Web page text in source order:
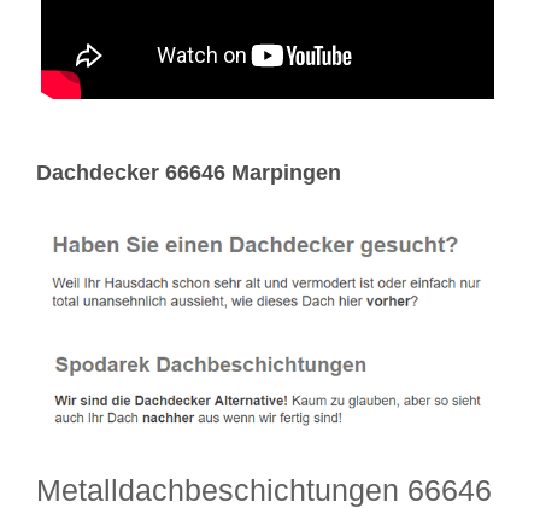
Dachdecker 66646 Marpingen
Metalldachbeschichtungen 66646